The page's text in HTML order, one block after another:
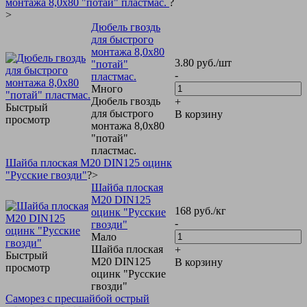
>
Быстрый
просмотр
Дюбель гвоздь
для быстрого
монтажа 8,0х80
"потай"
пластмас.
Много
Дюбель гвоздь
для быстрого
монтажа 8,0х80
"потай"
пластмас.
3.80 руб./шт
-
+
В корзину
Шайба плоская М20 DIN125 оцинк
"Русские гвозди"?>
Быстрый
просмотр
Шайба плоская
М20 DIN125
оцинк "Русские
гвозди"
Мало
Шайба плоская
М20 DIN125
оцинк "Русские
гвозди"
168 руб./кг
-
+
В корзину
Саморез с пресшайбой острый